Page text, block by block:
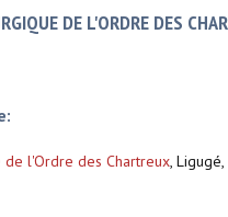
DE L'ORDRE DES
l'Ordre des Chartreux,